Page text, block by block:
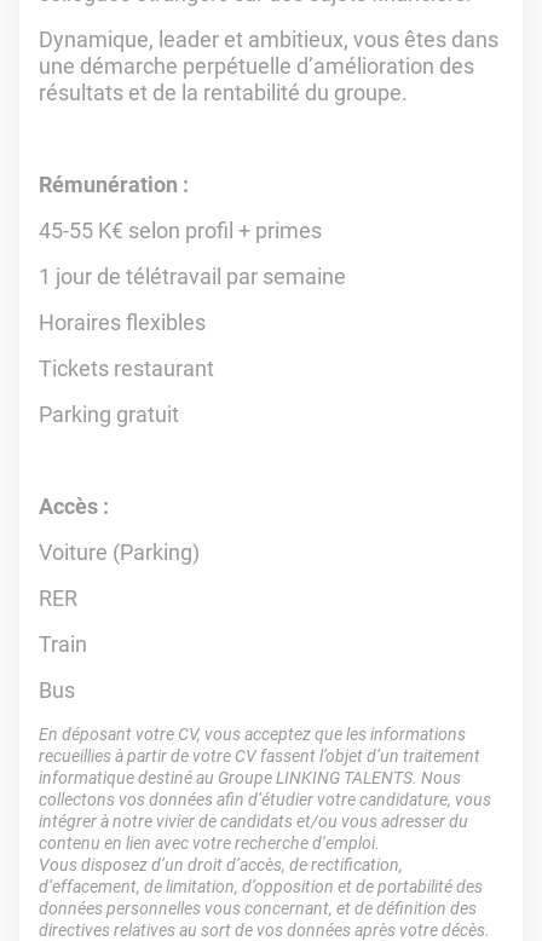
Dynamique, leader et ambitieux, vous êtes dans
une démarche perpétuelle d’amélioration des
résultats et de la rentabilité du groupe.
Rémunération :
45-55 K€ selon profil + primes
1 jour de télétravail par semaine
Horaires flexibles
Tickets restaurant
Parking gratuit
Accès :
Voiture (Parking)
RER
Train
Bus
En déposant votre CV, vous acceptez que les informations
recueillies à partir de votre CV fassent l’objet d’un traitement
informatique destiné au Groupe LINKING TALENTS. Nous
collectons vos données afin d’étudier votre candidature, vous
intégrer à notre vivier de candidats et/ou vous adresser du
contenu en lien avec votre recherche d’emploi.
Vous disposez d’un droit d’accès, de rectification,
d’effacement, de limitation, d’opposition et de portabilité des
données personnelles vous concernant, et de définition des
directives relatives au sort de vos données après votre décès.